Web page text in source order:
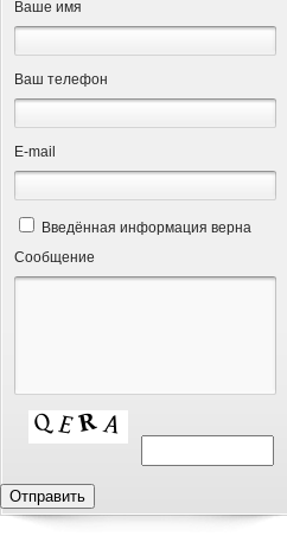
Ваше имя
Ваш телефон
Е-mail
Введённая информация верна
Сообщение